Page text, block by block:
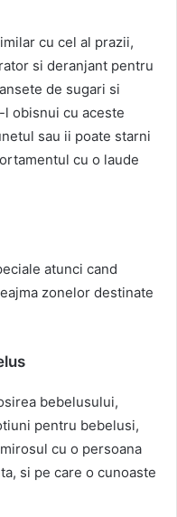
cu cel al prazii,
si deranjant pentru
de sugari si
obisnui cu aceste
sau ii poate starni
cu o laude
atunci cand
zonelor destinate
bebelusului,
pentru bebelusi,
cu o persoana
si pe care o cunoaste